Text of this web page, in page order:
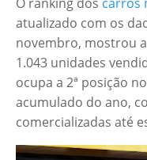
atualizado com os
novembro, mostrou a
1.043 unidades
ocupa a 2ª posição
acumulado do ano,
comercializadas até